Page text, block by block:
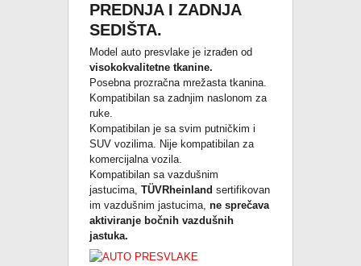
PREDNJA I ZADNJA
SEDIŠTA.
Model auto presvlake je izrađen od
visokokvalitetne tkanine.
Posebna prozračna mrežasta tkanina.
Kompatibilan sa zadnjim naslonom za
ruke.
Kompatibilan je sa svim putničkim i
SUV vozilima. Nije kompatibilan za
komercijalna vozila.
Kompatibilan sa vazdušnim
jastucima, TÜVRheinland sertifikovan
im vazdušnim jastucima, ne sprečava
aktiviranje bočnih vazdušnih
jastuka.